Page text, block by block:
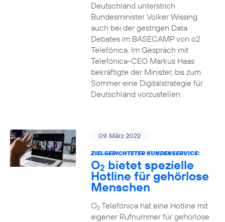
Deutschland unterstrich
Bundesminister Volker Wissing
auch bei der gestrigen Data
Debates im BASECAMP von o2
Telefónica. Im Gespräch mit
Telefónica-CEO Markus Haas
bekräftigte der Minister, bis zum
Sommer eine Digitalstrategie für
Deutschland vorzustellen.
09. März 2022
ZIELGERICHTETER KUNDENSERVICE:
O2 bietet spezielle
Hotline für gehörlose
Menschen
O2Telefónica hat eine Hotline mit
eigener Rufnummer für gehörlose